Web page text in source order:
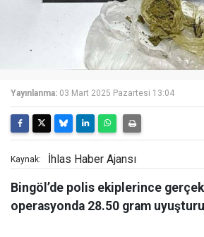
Yayınlanma: 03 Mart 2025 Pazartesi 13:04
Kaynak: İhlas Haber Ajansı
Bingöl’de polis ekiplerince
operasyonda 28.50 gram